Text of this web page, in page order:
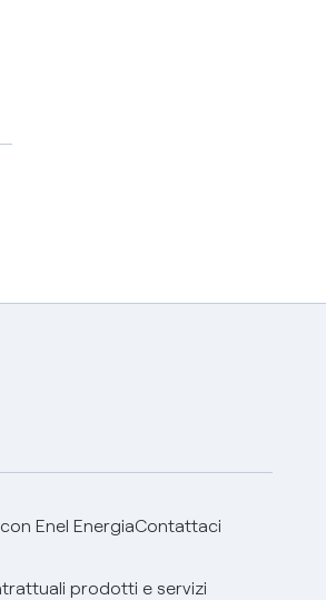
Enel EnergiaContattaci
prodotti e servizi